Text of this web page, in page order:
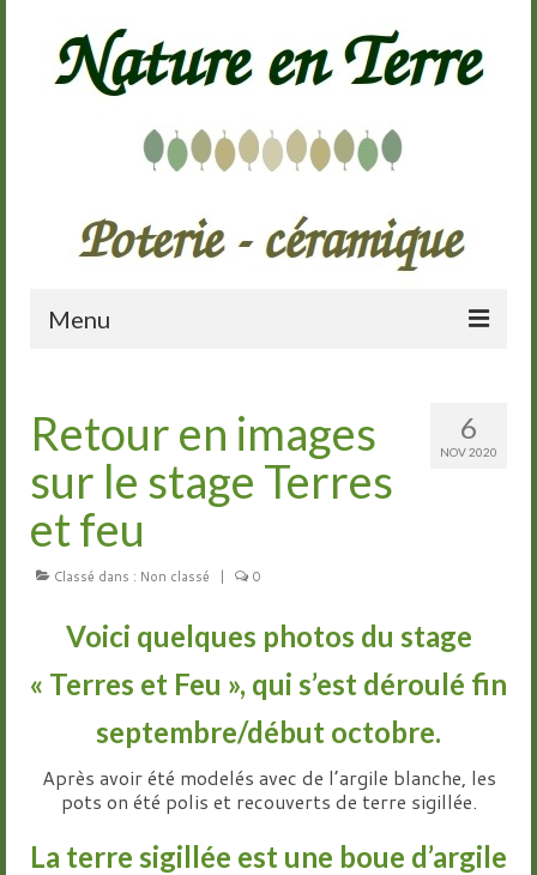
Menu
Présentation
Galerie
Cours de poterie
Groupes
Livre d’or
Contact
6
NOV 2020
Retour en images
sur le stage Terres
et feu
Classé dans : Non classé | 0
Voici quelques photos du stage
« Terres et Feu », qui s’est déroulé fin
septembre/début octobre.
Après avoir été modelés avec de l’argile blanche, les
pots on été polis et recouverts de terre sigillée.
La terre sigillée est une boue d’argile